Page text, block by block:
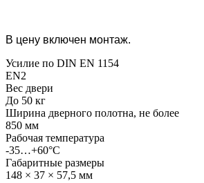
В цену включен монтаж.
Усилие по DIN EN 1154
EN2
Вес двери
До 50 кг
Ширина дверного полотна, не более
850 мм
Рабочая температура
-35…+60°С
Габаритные размеры
148 × 37 × 57,5 мм